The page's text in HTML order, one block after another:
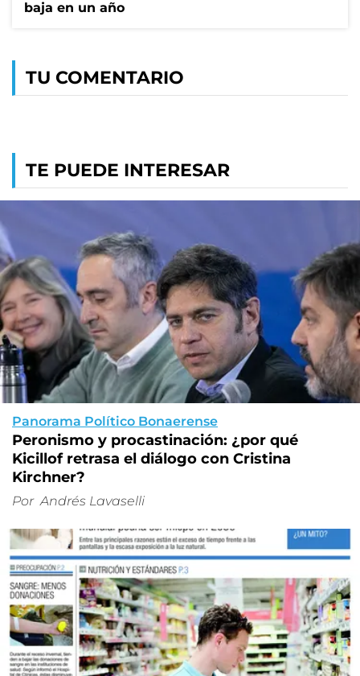
baja en un año
TU COMENTARIO
TE PUEDE INTERESAR
Panorama Político Bonaerense
Peronismo y procastinación: ¿por qué
Kicillof retrasa el diálogo con Cristina
Kirchner?
Por Andrés Lavaselli